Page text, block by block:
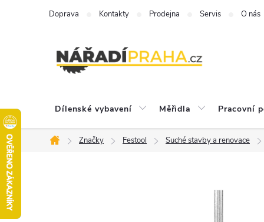
Doprava Kontakty Prodejna Servis O nás
Dílenské vybavení Měřidla Pracovní
Domů
Značky Festool Suché stavby a renovace